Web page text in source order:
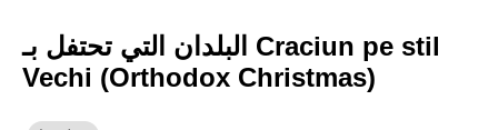
البلدان التي تحتفل بـ Craciun pe stil
Vechi (Orthodox Christmas)